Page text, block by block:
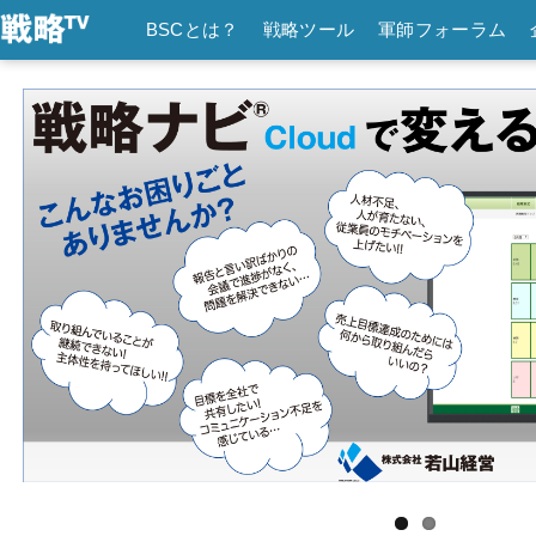
軍師フォーラム
戦略ツール
BSCとは？